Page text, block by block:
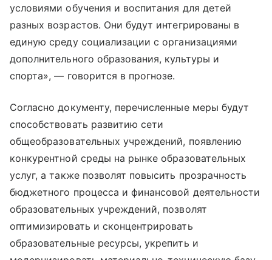
условиями обучения и воспитания для детей
разных возрастов. Они будут интегрированы в
единую среду социализации с организациями
дополнительного образования, культуры и
спорта», — говорится в прогнозе.
Согласно документу, перечисленные меры будут
способствовать развитию сети
общеобразовательных учреждений, появлению
конкурентной среды на рынке образовательных
услуг, а также позволят повысить прозрачность
бюджетного процесса и финансовой деятельности
образовательных учреждений, позволят
оптимизировать и сконцентрировать
образовательные ресурсы, укрепить и